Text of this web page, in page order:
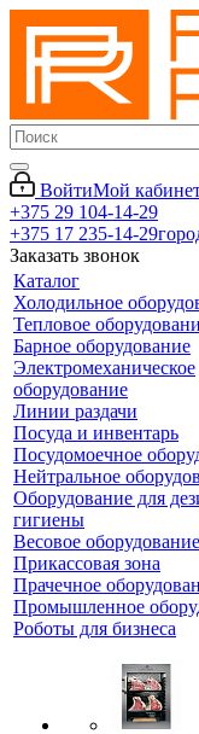
ВойтиМой
+375 29 104-14-29
+375 17 235-14-29
Заказать звонок
Каталог
Холодильное
Тепловое
Барное оборудование
Электромеханическое
оборудование
Линии раздачи
Посуда и инвентарь
Посудомоечное
Нейтральное
Оборудование для
гигиены
Весовое оборудование
Прикассовая зона
Прачечное
Промышленное
Роботы для бизнеса